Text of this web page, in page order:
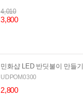
4,010
3,800
민화샵 LED 반딧불이 만들기
UDPOM0300
2,800